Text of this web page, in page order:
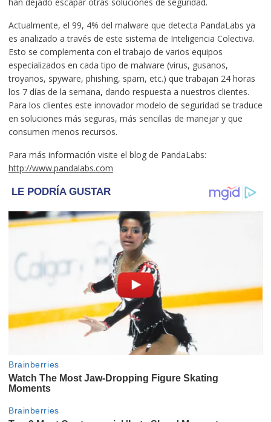
Actualmente, el 99, 4% del malware que detecta PandaLabs ya
es analizado a través de este sistema de Inteligencia Colectiva.
Esto se complementa con el trabajo de varios equipos
especializados en cada tipo de malware (virus, gusanos,
troyanos, spyware, phishing, spam, etc.) que trabajan 24 horas
los 7 días de la semana, dando respuesta a nuestros clientes.
Para los clientes este innovador modelo de seguridad se traduce
en soluciones más seguras, más sencillas de manejar y que
consumen menos recursos.
Para más información visite el blog de PandaLabs:
http://www.pandalabs.com